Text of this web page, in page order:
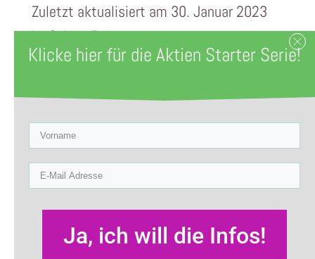
Zuletzt aktualisiert am 30. Januar 2023
bySabine Röltgen
Finanzwelt.
Oder steckt da mehr dahinter?
Solltest du das auch machen, dein Depot
rebalancen?
Oder kannst du dir das schenken?
Klicke hier für die Aktien Starter Serie!
Ja, ich will die Infos!